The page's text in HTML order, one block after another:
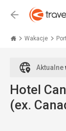
Wstecz
Wakacje
Aktualne
Hotel
(ex.